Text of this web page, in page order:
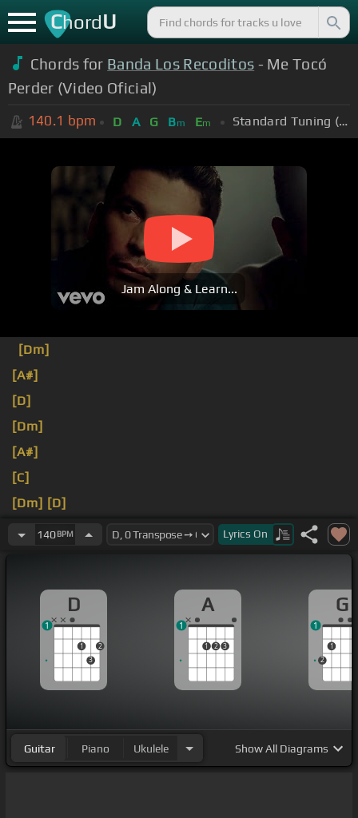
ChordU
Chords for Banda Los Recoditos - Me Tocó
Perder (Video Oficial)
140.1 bpm D A G Bm Em Standard Tuning (EADGBE)
Jam Along & Learn...
[Dm]
[A#]
[D]
[Dm]
[A#]
[C]
[Dm] [D]
140BPM Lyrics On
D
1
3
2
1
A
1 2 3
1
G
2
1
1
Guitar Piano Ukulele ShowAll Diagrams